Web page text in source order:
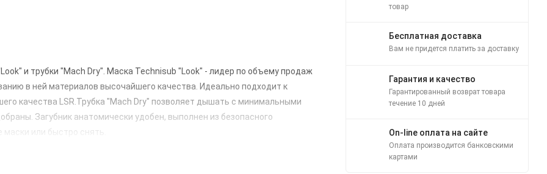
и трубки "Mach Dry". Маска Technisub "Look" - лидер по объему продаж
в ней материалов высочайшего качества. Идеально подходит к
качества LSR.Трубка "Mach Dry" позволяет дышать с минимальными
Загубник анатомически удобен, выполнен из безопасного
или быстро снять.
товар
Бесплатная доставка
Вам не придется платить за доставку
Гарантия и качество
Гарантированный возврат товара
течение 10 дней
On-line оплата на сайте
Оплата производится банковскими
картами